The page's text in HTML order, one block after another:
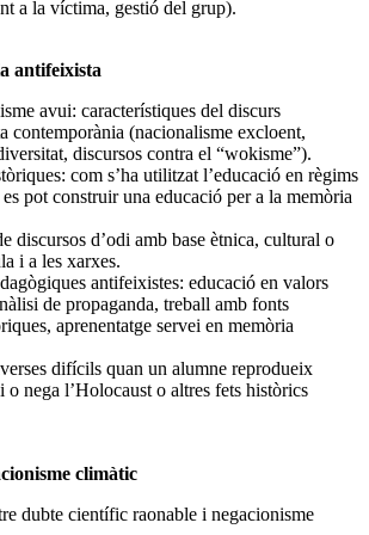
a la víctima, gestió del grup).
antifeixista
avui: característiques del discurs
contemporània (nacionalisme excloent,
discursos contra el “wokisme”).
com s’ha utilitzat l’educació en règims
pot construir una educació per a la memòria
discursos d’odi amb base ètnica, cultural o
i a les xarxes.
antifeixistes: educació en valors
de propaganda, treball amb fonts
aprenentatge servei en memòria
difícils quan un alumne reprodueix
o nega l’Holocaust o altres fets històrics
climàtic
dubte científic raonable i negacionisme